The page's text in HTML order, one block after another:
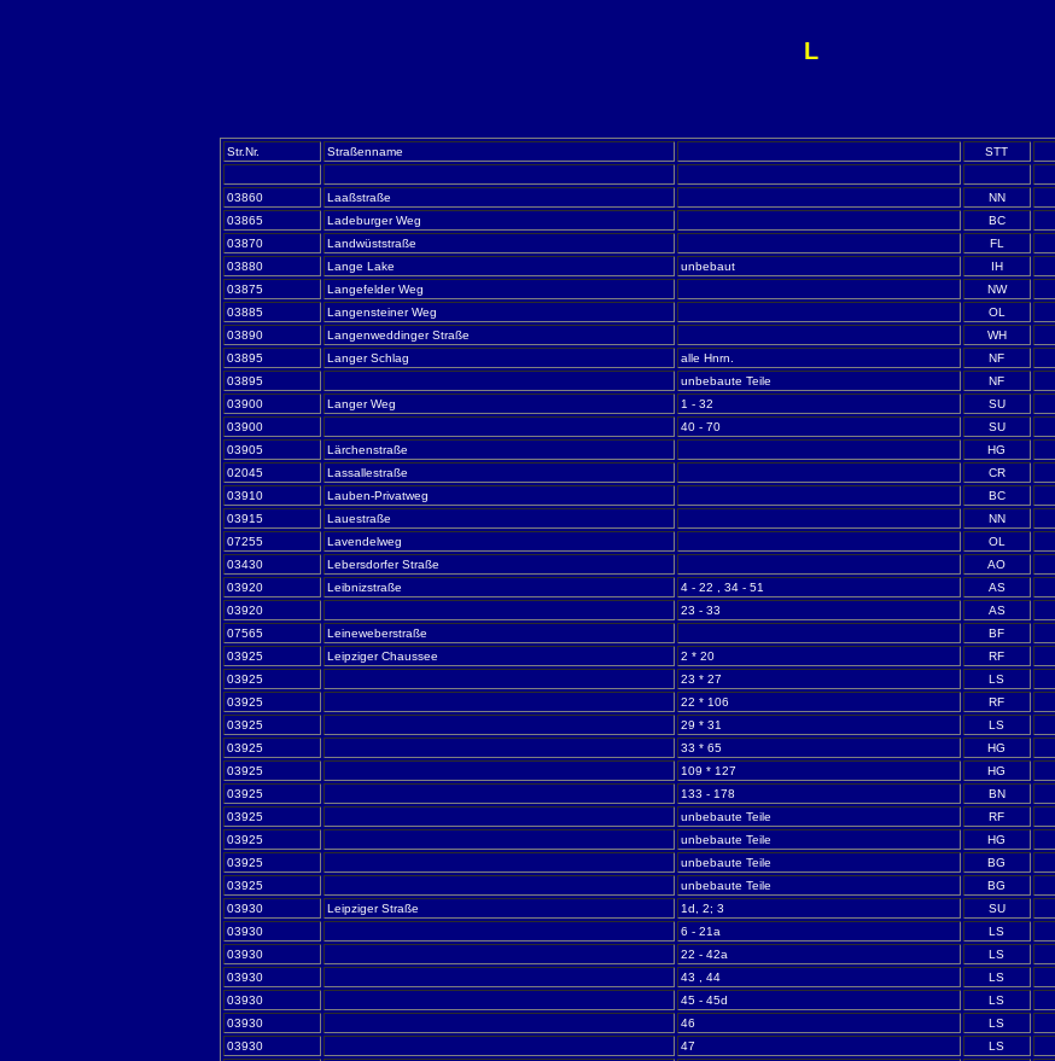
L
Str.Nr. Straßenname STT
03860 Laaßstraße NN
03865
Ladeburger Weg BC
03870
Landwüststraße FL
03880
Lange Lake unbebaut IH
03875
Langefelder Weg NW
03885
Langensteiner Weg OL
03890
Langenweddinger Straße WH
03895
Langer Schlag alle Hnrn. NF
03895
unbebaute Teile NF
03900
Langer Weg 1 - 32 SU
03900
40 - 70 SU
03905
Lärchenstraße HG
02045
Lassallestraße CR
03910
Lauben-Privatweg BC
03915
Lauestraße NN
07255
Lavendelweg OL
03430
Lebersdorfer Straße AO
03920
Leibnizstraße 4 - 22 , 34 - 51 AS
03920
23 - 33 AS
07565
Leineweberstraße BF
03925
Leipziger Chaussee 2 * 20 RF
03925
23 * 27 LS
03925
22 * 106 RF
03925
29 * 31 LS
03925
33 * 65 HG
03925
109 * 127 HG
03925
133 - 178 BN
03925
unbebaute Teile RF
03925
unbebaute Teile HG
03925
unbebaute Teile BG
03925
unbebaute Teile BG
03930
Leipziger Straße 1d, 2; 3 SU
03930
6 - 21a LS
03930
22 - 42a LS
03930
43 , 44 LS
03930
45 - 45d LS
03930
46 LS
03930
47 LS